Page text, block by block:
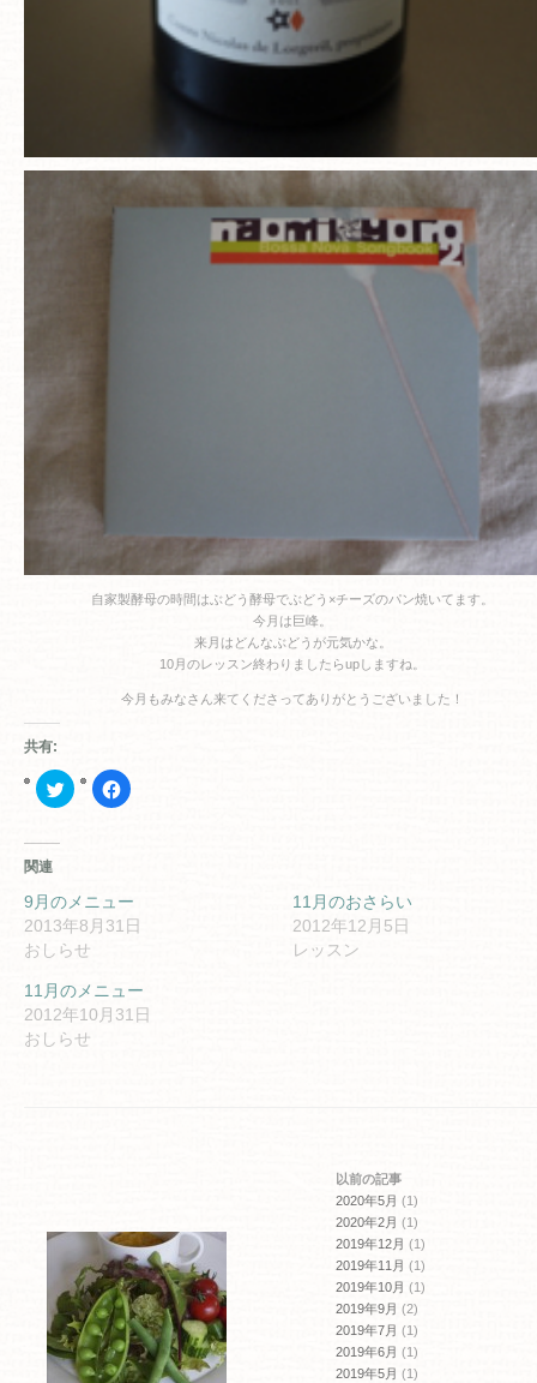
自家製酵母の時間はぶどう酵母でぶどう×チーズのパン焼いてます。
今月は巨峰。
来月はどんなぶどうが元気かな。
10月のレッスン終わりましたらupしますね。
今月もみなさん来てくださってありがとうございました！
共有:
ク
リ
共
有
(新
し
い
ィ
ン
ド
ウ
で
Facebook
で
ク
リ
ッ
く
だ
さ
関連
9月のメニュー
2013年8月31日
おしらせ
11月のおさらい
2012年12月5日
レッスン
11月のメニュー
2012年10月31日
おしらせ
以前の記事
2020年5月 (1)
2020年2月 (1)
2019年12月 (1)
2019年11月 (1)
2019年10月 (1)
2019年9月 (2)
2019年7月 (1)
2019年6月 (1)
2019年5月 (1)